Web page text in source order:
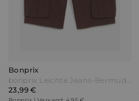
Bonprix
bonprix Leichte Jeans-Bermuda mit Dehnbund aus colored Denim Relaxed Fit Braun
23,99 €